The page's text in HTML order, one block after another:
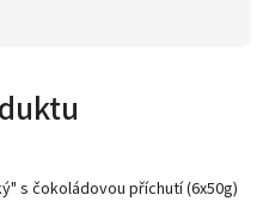
s čokoládovou příchutí (6x50g)